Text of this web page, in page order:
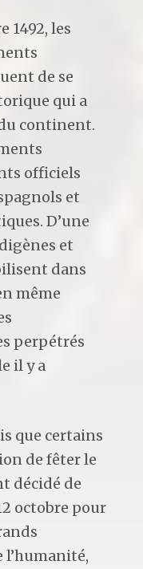
1492, les
de se
qui a
du continent.
officiels
et
D’une
et
dans
même
perpétrés
il y a
que certains
de fêter le
décidé de
octobre pour
l’humanité,